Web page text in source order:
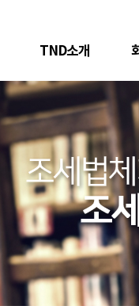
TND소개